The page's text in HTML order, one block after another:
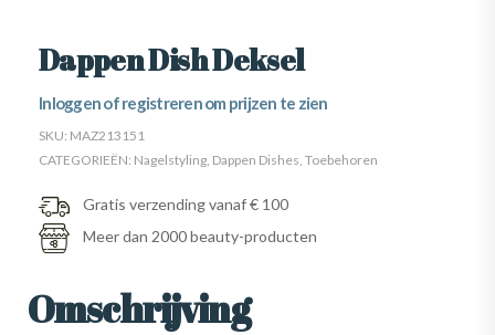
Dappen Dish Deksel
Inloggen of registreren om prijzen te zien
SKU: MAZ213151
CATEGORIEËN: Nagelstyling Dappen Dishes Toebehoren
Gratis verzending vanaf € 100
Meer dan 2000 beauty-producten
Omschrijving